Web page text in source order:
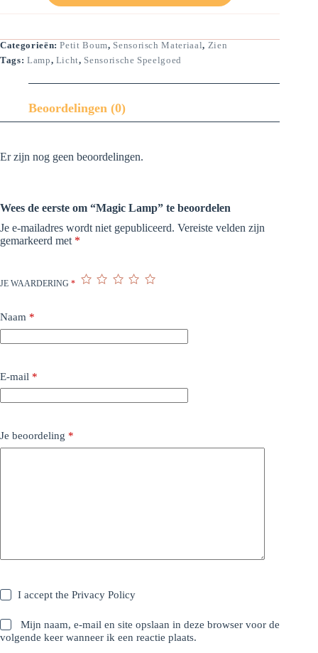
Categorieën:Petit Boum, Sensorisch Materiaal, Zien
Tags: Lamp, Licht, Sensorische Speelgoed
Beoordelingen (0)
Er zijn nog geen beoordelingen.
Wees de eerste om “Magic Lamp” te beoordelen
Je e-mailadres wordt niet gepubliceerd. Vereiste velden zijn
gemarkeerd met *
JE WAARDERING *
Naam *
E-mail *
Je beoordeling *
I accept thePrivacy Policy
Mijn naam, e-mail en site opslaan in deze browser voor de
volgende keer wanneer ik een reactie plaats.